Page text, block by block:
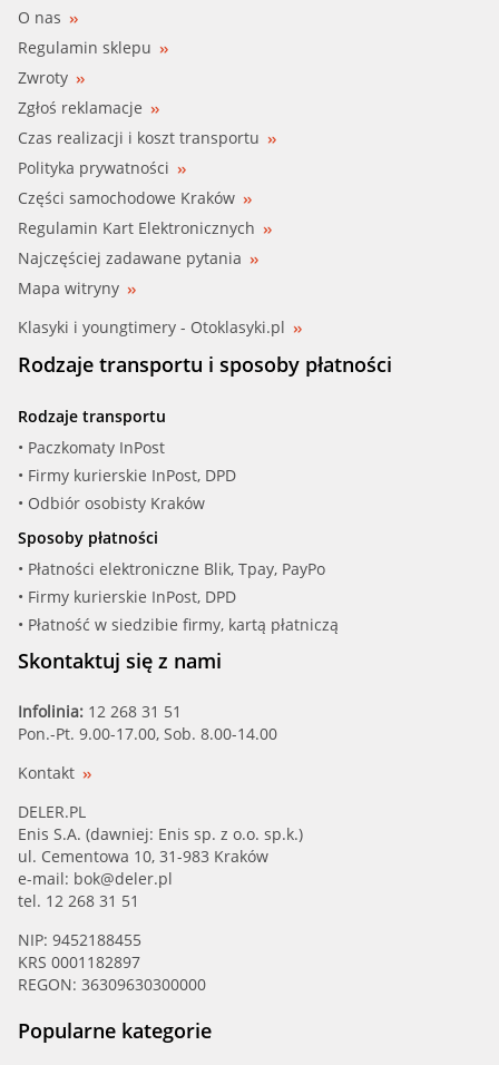
O nas
Regulamin sklepu
Zwroty
Zgłoś reklamacje
Czas realizacji i koszt transportu
Polityka prywatności
Części samochodowe Kraków
Regulamin Kart Elektronicznych
Najczęściej zadawane pytania
Mapa witryny
Klasyki i youngtimery - Otoklasyki.pl
Rodzaje transportu i sposoby płatności
Rodzaje transportu
• Paczkomaty InPost
• Firmy kurierskie InPost, DPD
• Odbiór osobisty Kraków
Sposoby płatności
• Płatności elektroniczne Blik, Tpay, PayPo
• Firmy kurierskie InPost, DPD
• Płatność w siedzibie firmy, kartą płatniczą
Skontaktuj się z nami
Infolinia: 12 268 31 51
Pon.-Pt. 9.00-17.00, Sob. 8.00-14.00
Kontakt
DELER.PL
Enis S.A. (dawniej: Enis sp. z o.o. sp.k.)
ul. Cementowa 10, 31-983 Kraków
e-mail: bok@deler.pl
tel. 12 268 31 51
NIP: 9452188455
KRS 0001182897
REGON: 36309630300000
Popularne kategorie